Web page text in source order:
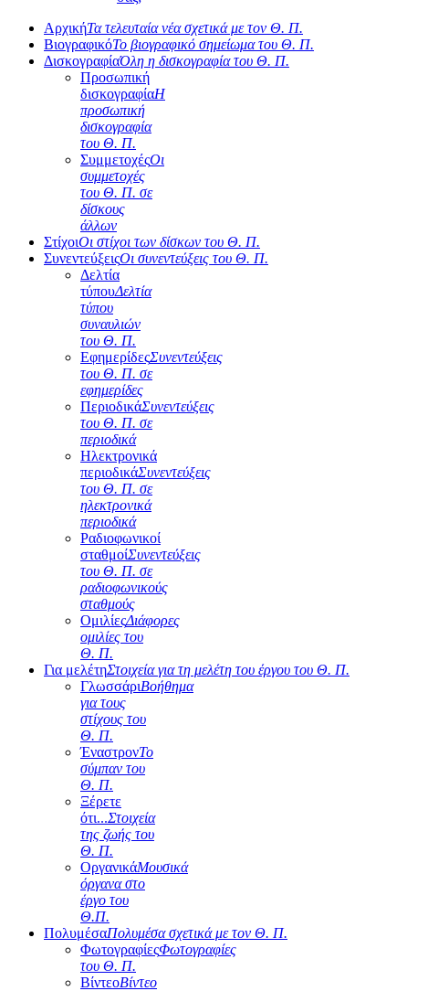
ΑρχικήΤα τελευταία νέα σχετικά με τον Θ. Π.
ΒιογραφικόΤο βιογραφικό σημείωμα του Θ. Π.
ΔισκογραφίαΌλη η δισκογραφία του Θ. Π.
Προσωπική
δισκογραφίαΗ
προσωπική
δισκογραφία
του Θ. Π.
ΣυμμετοχέςΟι
συμμετοχές
του Θ. Π. σε
δίσκους
άλλων
ΣτίχοιΟι στίχοι των δίσκων του Θ. Π.
ΣυνεντεύξειςΟι συνεντεύξεις του Θ. Π.
Δελτία
τύπουΔελτία
τύπου
συναυλιών
του Θ. Π.
ΕφημερίδεςΣυνεντεύξεις
του Θ. Π. σε
εφημερίδες
ΠεριοδικάΣυνεντεύξεις
του Θ. Π. σε
περιοδικά
Ηλεκτρονικά
περιοδικάΣυνεντεύξεις
του Θ. Π. σε
ηλεκτρονικά
περιοδικά
Ραδιοφωνικοί
σταθμοίΣυνεντεύξεις
του Θ. Π. σε
ραδιοφωνικούς
σταθμούς
ΟμιλίεςΔιάφορες
ομιλίες του
Θ. Π.
Για μελέτηΣτοιχεία για τη μελέτη του έργου του Θ. Π.
ΓλωσσάριΒοήθημα
για τους
στίχους του
Θ. Π.
ΈναστρονΤο
σύμπαν του
Θ. Π.
Ξέρετε
ότι...Στοιχεία
της ζωής του
Θ. Π.
ΟργανικάΜουσικά
όργανα στο
έργο του
Θ.Π.
ΠολυμέσαΠολυμέσα σχετικά με τον Θ. Π.
ΦωτογραφίεςΦωτογραφίες
του Θ. Π.
ΒίντεοΒίντεο